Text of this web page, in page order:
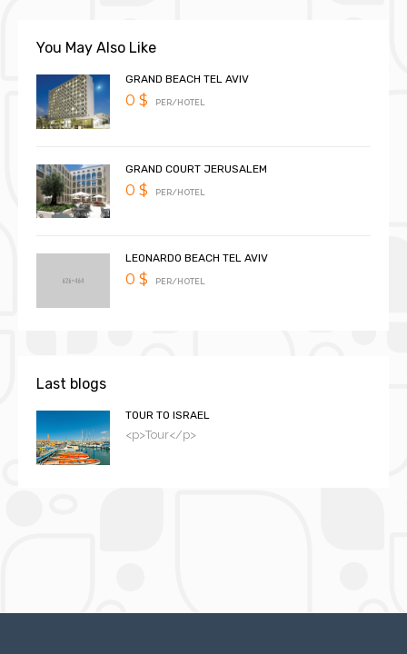
You May Also Like
GRAND BEACH TEL AVIV
0 $ PER/HOTEL
GRAND COURT JERUSALEM
0 $ PER/HOTEL
LEONARDO BEACH TEL AVIV
0 $ PER/HOTEL
Last blogs
TOUR TO ISRAEL
<p>Tour</p>